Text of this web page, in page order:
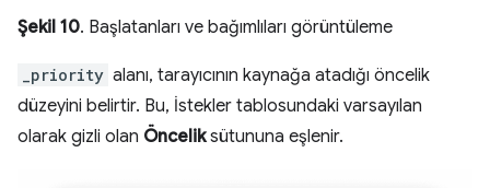
Şekil 10. Başlatanları ve bağımlıları görüntüleme
_priority alanı, tarayıcının kaynağa atadığı öncelik
düzeyini belirtir. Bu, İstekler tablosundaki varsayılan
olarak gizli olan Önceliksütununa eşlenir.